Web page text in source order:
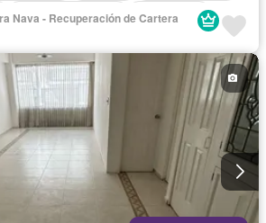
Cuarto de servicio
Electricidad
closet
Seguridad
Sin amueblar
Nava - Recuperación de Cartera